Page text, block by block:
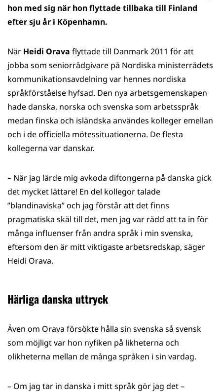
hon med sig när hon flyttade tillbaka till Finland
efter sju år i Köpenhamn.
När Heidi Orava flyttade till Danmark 2011 för att
jobba som seniorrådgivare på Nordiska ministerrådets
kommunikationsavdelning var hennes nordiska
språkförståelse hyfsad. Den nya arbetsgemenskapen
hade danska, norska och svenska som arbetsspråk
medan finska och isländska användes kolleger emellan
och i de officiella mötessituationerna. De flesta
kollegerna var danskar.
– När jag lärde mig avkoda diftongerna på danska gick
det mycket lättare! En del kollegor talade
”blandinaviska” och jag förstår att det finns
pragmatiska skäl till det, men jag var rädd att ta in för
många influenser från andra språk i min svenska,
eftersom den är mitt viktigaste arbetsredskap, säger
Heidi Orava.
Härliga danska uttryck
Även om Orava försökte hålla sin svenska så svensk
som möjligt var hon nyfiken på likheterna och
olikheterna mellan de många språken i sin vardag.
– Om jag tar in danska i mitt språk gör jag det –